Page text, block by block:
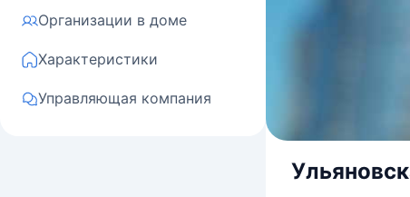
Организации в доме
Характеристики
Управляющая компания